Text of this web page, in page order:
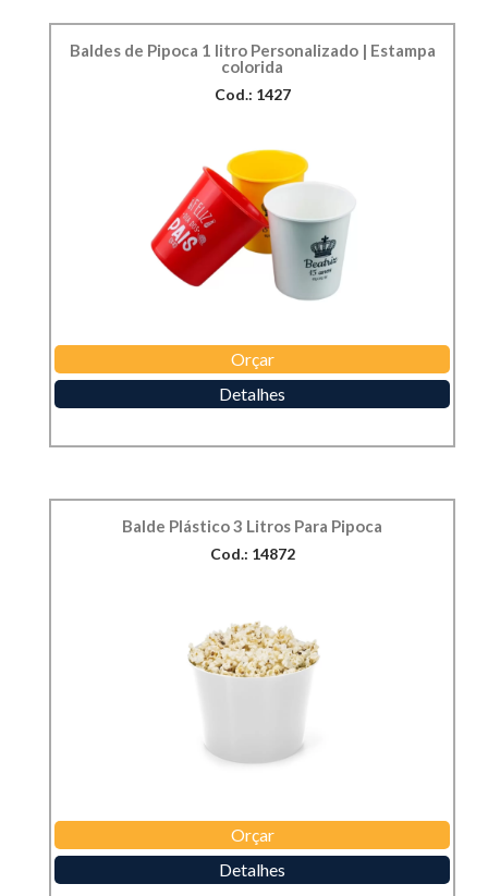
Baldes de Pipoca 1 litro Personalizado | Estampa
colorida
Cod.: 1427
Orçar
Detalhes
Balde Plástico 3 Litros Para Pipoca
Cod.: 14872
Orçar
Detalhes